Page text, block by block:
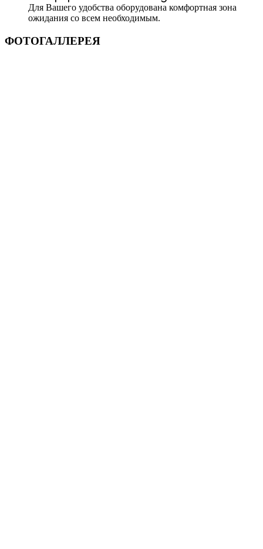
Для Вашего удобства оборудована комфортная зона
ожидания со всем необходимым.
ФОТОГАЛЛЕРЕЯ